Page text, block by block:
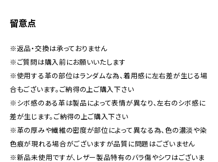
留意点
※返品・交換は承っておりません
※ご質問は購入前にお願いいたします
※使用する革の部位はランダムな為、着用感に左右差が生じる場
合もございます。ご納得の上ご購入下さい
※シボ感のある革は製品によって表情が異なり、左右のシボ感に
差が生じます。ご納得の上ご購入下さい
※革の厚みや繊維の密度が部位によって異なる為、色の濃淡や染
色痕が現れる場合がございますが品質に問題はございません
※新品未使用ですが、レザー製品特有のバラ傷やシワはございま